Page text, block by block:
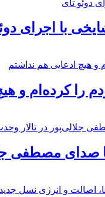
با اجرای
را کرده‌ام و
صدای مصطفی